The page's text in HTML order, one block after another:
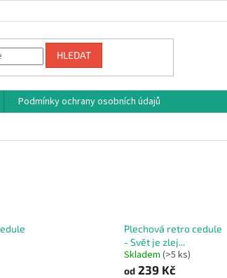
HLEDAT
Podmínky ochrany osobních údajů
Plechová retro cedule
- Svět je zlej...
Skladem (>5 ks)
od239 Kč